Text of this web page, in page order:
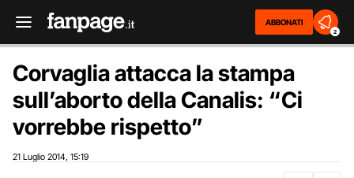
ABBONATI
2
Corvaglia attacca la stampa
sull’aborto della Canalis: “Ci
vorrebbe rispetto”
21 Luglio 2014 15:19